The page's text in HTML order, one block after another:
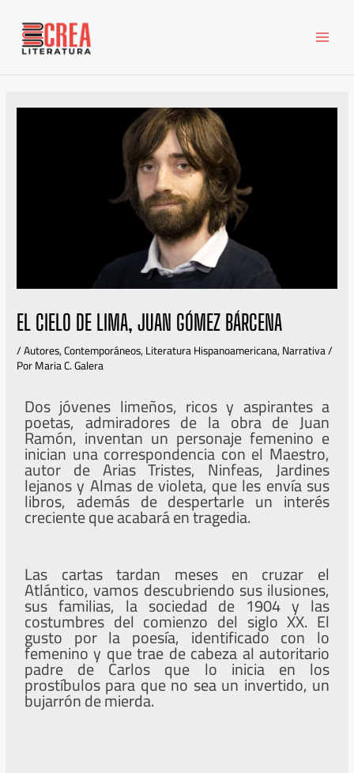
contenido
EL CIELO DE LIMA, JUAN GÓMEZ BÁRCENA
/Autores,Contemporáneos,Literatura Hispanoamericana,Narrativa/
PorMaria C. Galera
Dos jóvenes limeños, ricos y aspirantes a
poetas, admiradores de la obra de Juan
Ramón, inventan un personaje femenino e
inician una correspondencia con el Maestro,
autor de Arias Tristes, Ninfeas, Jardines
lejanos y Almas de violeta, que les envía sus
libros, además de despertarle un interés
creciente que acabará en tragedia.
Las cartas tardan meses en cruzar el
Atlántico, vamos descubriendo sus ilusiones,
sus familias, la sociedad de 1904 y las
costumbres del comienzo del siglo XX. El
gusto por la poesía, identificado con lo
femenino y que trae de cabeza al autoritario
padre de Carlos que lo inicia en los
prostíbulos para que no sea un invertido, un
bujarrón de mierda.